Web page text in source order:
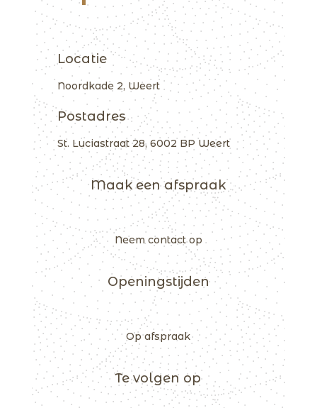
Locatie
Noordkade 2, Weert
Postadres
St. Luciastraat 28, 6002 BP Weert
Maak een afspraak
Neem contact op
Openingstijden
Op afspraak
Te volgen op